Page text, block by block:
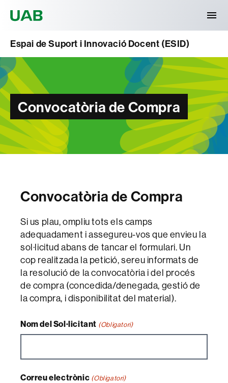
Espai de Suport i Innovació Docent (ESID)
Convocatòria de Compra
Convocatòria de Compra
Si us plau, ompliu tots els camps
adequadament i assegureu-vos que envieu la
sol·licitud abans de tancar el formulari. Un
cop realitzada la petició, sereu informats de
la resolució de la convocatòria i del procés
de compra (concedida/denegada, gestió de
la compra, i disponibilitat del material).
Nom del Sol·licitant (Obligatori)
Correu electrònic (Obligatori)